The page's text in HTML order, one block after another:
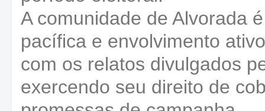
A comunidade de Alvorada
pacífica e envolvimento
com os relatos divulgados
exercendo seu direito de